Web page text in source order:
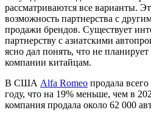
рассматриваются все варианты.
возможность партнерства с
продажи брендов. Существует
партнерству с азиатскими
ясно дал понять, что не планирует
компании китайцам.
В США Alfa Romeo продала
году, что на 19% меньше, чем в
компания продала около 62 000